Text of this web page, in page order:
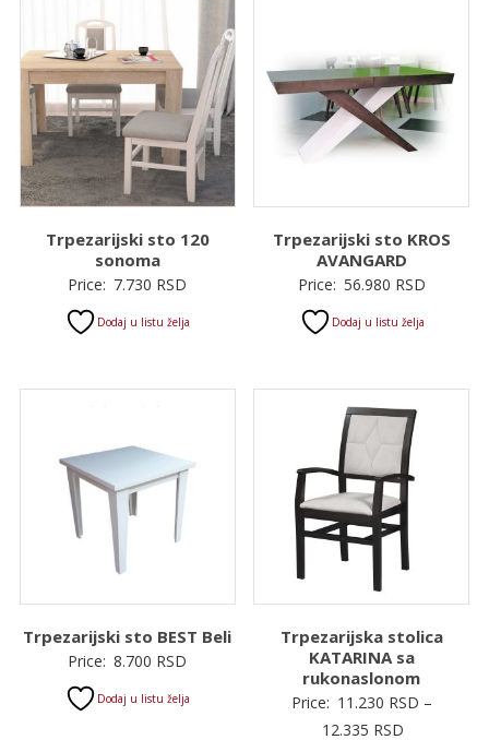
Trpezarijski sto 120
sonoma
Price: 7.730 RSD
Dodaj u listu želja
Trpezarijski sto KROS
AVANGARD
Price: 56.980 RSD
Dodaj u listu želja
Trpezarijski sto BEST Beli
Price: 8.700 RSD
Dodaj u listu želja
Trpezarijska stolica
KATARINA sa
rukonaslonom
Price: 11.230 RSD –
12.335 RSD